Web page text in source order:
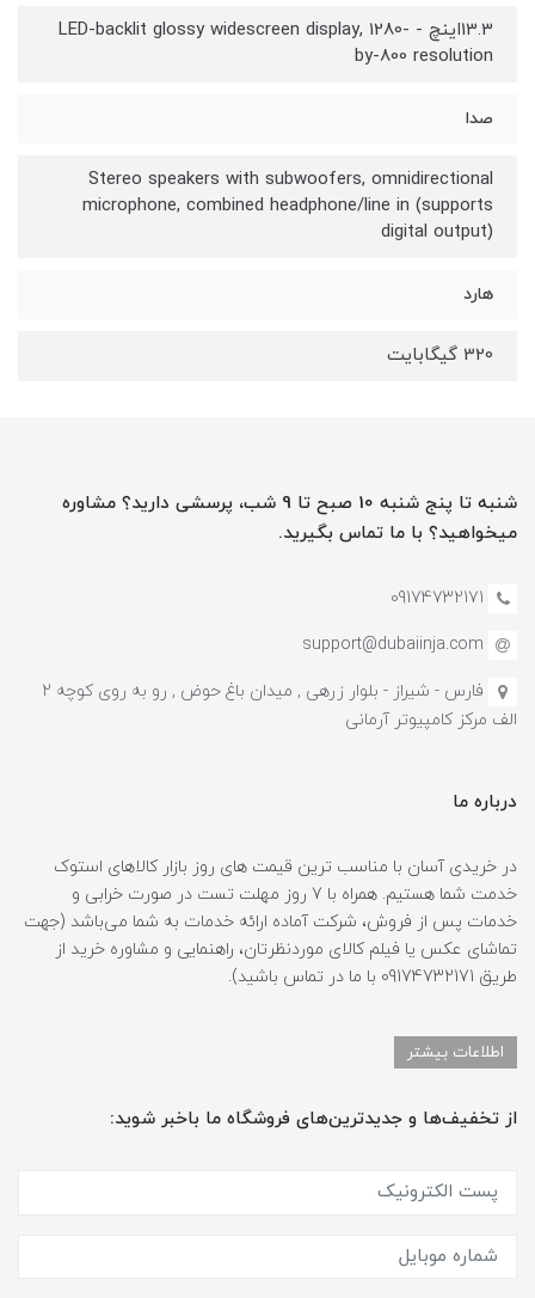
13.3اینچ - LED-backlit glossy widescreen display, 1280-
by-800 resolution
صدا
Stereo speakers with subwoofers, omnidirectional
microphone, combined headphone/line in (supports
digital output)
هارد
320 گیگابایت
شنبه تا پنج شنبه 10 صبح تا 9 شب، پرسشی دارید؟ مشاوره
میخواهید؟ با ما تماس بگیرید.
09174732171
support@dubaiinja.com
فارس - شیراز - بلوار زرهی , میدان باغ حوض , رو به روی کوچه 2
الف مرکز کامپیوتر آرمانی
درباره ما
در خریدی آسان با مناسب ترین قیمت های روز بازار کالاهای استوک
خدمت شما هستیم. همراه با 7 روز مهلت تست در صورت خرابی و
خدمات پس از فروش، شرکت آماده ارائه خدمات به شما می‌باشد (جهت
تماشای عکس یا فیلم کالای موردنظرتان، راهنمایی و مشاوره خرید از
طریق 09174732171 با ما در تماس باشید).
اطلاعات بیشتر
از تخفیف‌ها و جدیدترین‌های فروشگاه ما باخبر شوید: